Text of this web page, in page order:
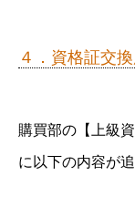
４．資格証交
購買部の【上級
に以下の内容が